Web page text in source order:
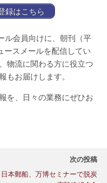
録はこちら
ル会員向けに、朝刊（平
ースメールを配信してい
物流に関わる方に役立つ
もお届けします。
を、日々の業務にぜひお
次の投稿
日本郵船、万博セミナーで脱炭